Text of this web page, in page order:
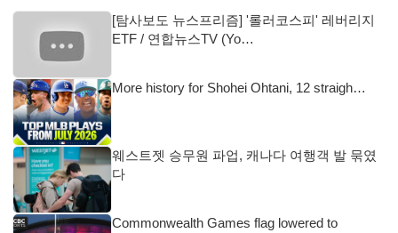
[탐사보도 뉴스프리즘] '롤러코스피' 레버리지
ETF / 연합뉴스TV (Yo…
More history for Shohei Ohtani, 12 straigh…
웨스트젯 승무원 파업, 캐나다 여행객 발 묶였
다
Commonwealth Games flag lowered to